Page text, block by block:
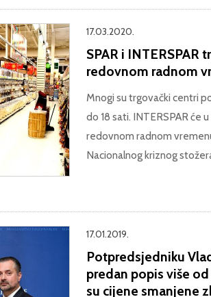
17.03.2020.
SPAR i
redovnom radnom
Mnogi su trgovački centri
do 18 sati. INTERSPAR će
redovnom radnom
Nacionalnog kriznog
17.01.2019.
Potpredsjedniku
predan popis više
su cijene smanjene